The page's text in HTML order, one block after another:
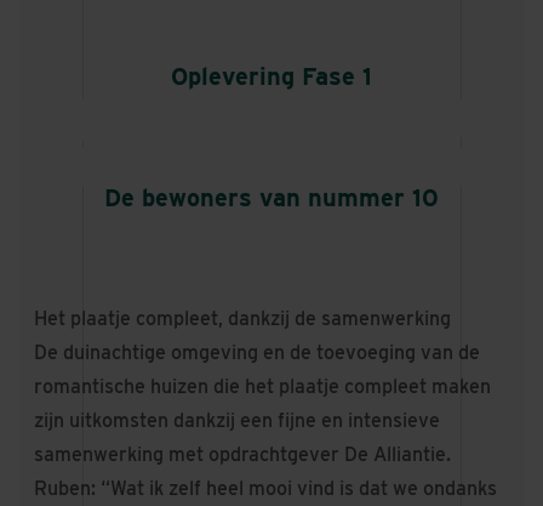
Oplevering Fase 1
De bewoners van nummer 10
Het plaatje compleet, dankzij de samenwerking
De duinachtige omgeving en de toevoeging van de
romantische huizen die het plaatje compleet maken
zijn uitkomsten dankzij een fijne en intensieve
samenwerking met opdrachtgever De Alliantie.
Ruben: “Wat ik zelf heel mooi vind is dat we ondanks